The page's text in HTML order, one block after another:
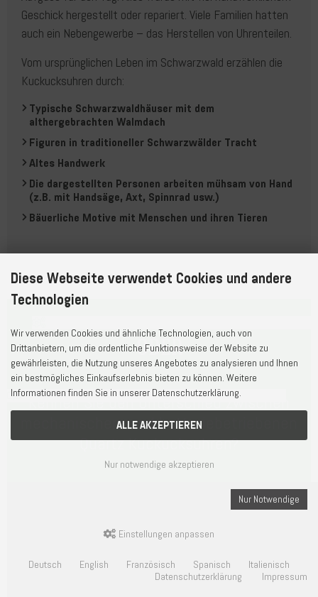
Geschick ­hergestellt oder repariert. Viele Familien hatten
auch ein Nebengewerbe – das Herstellen von Uhrenteilen.
Vom ursprünglichen Leben im Schwarzwald erzählen die
Kuckucksuhren durch:
Typische Schwarzwaldhäuser mit dem
althergebrachten Walmdach
Figuren in traditioneller Schwarzwälder Tracht
Altes Handwerk
Die dargestellten Personen arbeiten mühsam von Hand
(z.B. mit Handsäge, Axt, Spinnrad usw.)
Bäuerliche Motive mit Menschen und ihren Tieren
ODER
Kennen Sie den Unterschied zwischen
mechanischen- und batteriebetriebenen
Quartz Kuckucksuhren?
Diese Webseite verwendet Cookies und andere
Technologien
Wir verwenden Cookies und ähnliche Technologien, auch von
Drittanbietern, um die ordentliche Funktionsweise der Website zu
gewährleisten, die Nutzung unseres Angebotes zu analysieren und Ihnen
ein bestmögliches Einkaufserlebnis bieten zu können. Weitere
Informationen finden Sie in unserer Datenschutzerklärung.
ALLE AKZEPTIEREN
Nur notwendige akzeptieren
Nur Notwendige
Einstellungen anpassen
Deutsch English Französisch Spanisch
Italienisch
Datenschutzerklärung
Impressum